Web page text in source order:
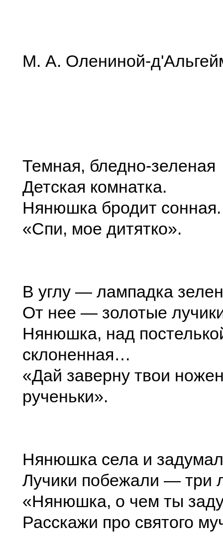
М. А. Олениной-
Темная, бледно-зеленая
Детская комнатка.
Нянюшка бродит сонная.
«Спи, мое дитятко».
В углу — лампадка
От нее — золотые
Нянюшка, над
склоненная…
«Дай заверну твои
рученьки».
Нянюшка села и
Лучики побежали — три
«Нянюшка, о чем ты
Расскажи про святого